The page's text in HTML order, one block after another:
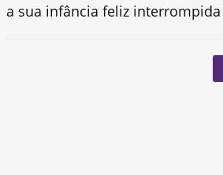
a sua infância feliz